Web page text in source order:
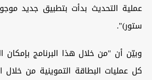
عملية التحديث بدأت بتطبيق جديد
ستور)".
وبيّن أن "من خلال هذا البرنامج بإمكان
كل عمليات البطاقة التموينية من